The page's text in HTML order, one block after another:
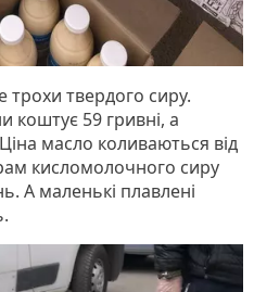
трохи твердого сиру.
коштує 59 гривні, а
масло коливаються від
кисломолочного сиру
А маленькі плавлені